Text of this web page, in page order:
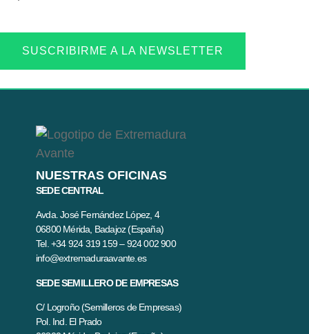
SUSCRIBIRME A LA NEWSLETTER
NUESTRAS OFICINAS
SEDE CENTRAL
Avda. José Fernández López, 4
06800 Mérida, Badajoz (España)
Tel. +34 924 319 159 – 924 002 900
info@extremaduraavante.es
SEDE SEMILLERO DE EMPRESAS
C/ Logroño (Semilleros de Empresas)
Pol. Ind. El Prado